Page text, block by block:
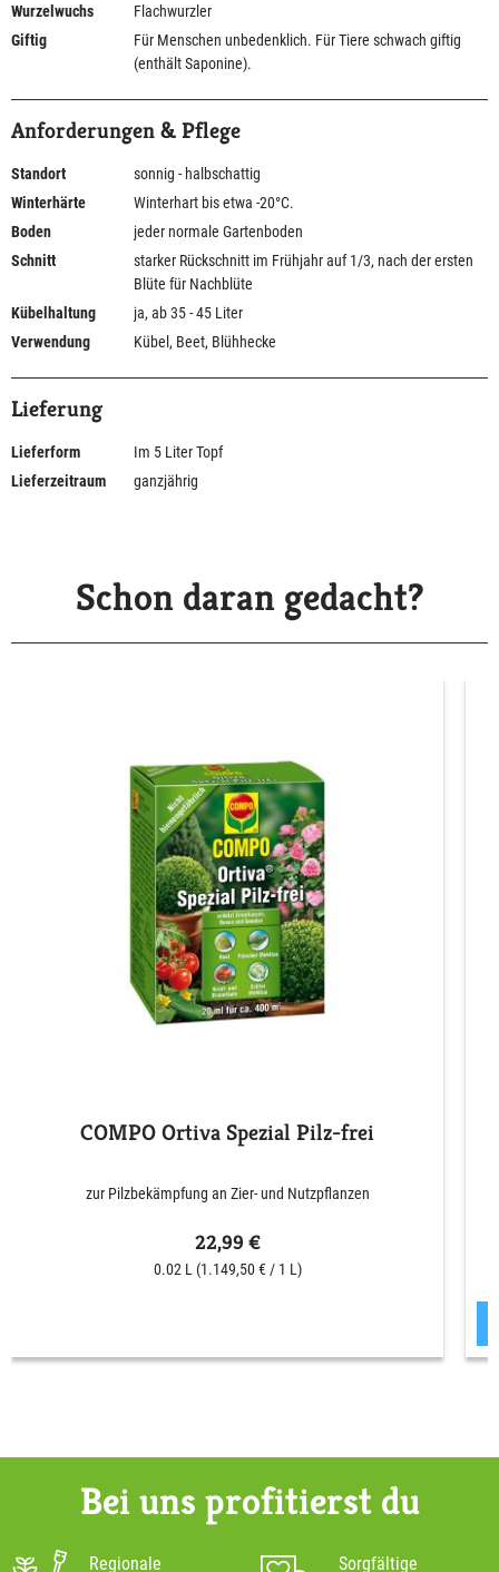
Wurzelwuchs
Flachwurzler
Giftig
Für Menschen unbedenklich. Für Tiere schwach giftig
(enthält Saponine).
Anforderungen & Pflege
Standort
sonnig - halbschattig
Winterhärte
Winterhart bis etwa -20°C.
Boden
jeder normale Gartenboden
Schnitt
starker Rückschnitt im Frühjahr auf 1/3, nach der ersten
Blüte für Nachblüte
Kübelhaltung
ja, ab 35 - 45 Liter
Verwendung
Kübel, Beet, Blühhecke
Lieferung
Lieferform
Im 5 Liter Topf
Lieferzeitraum
ganzjährig
Schon daran gedacht?
COMPO Ortiva Spezial Pilz-frei
zur Pilzbekämpfung an Zier- und Nutzpflanzen
22,99 €
0.02 L (1.149,50 € / 1 L)
Bei uns profitierst du
Regionale Sorgfältige